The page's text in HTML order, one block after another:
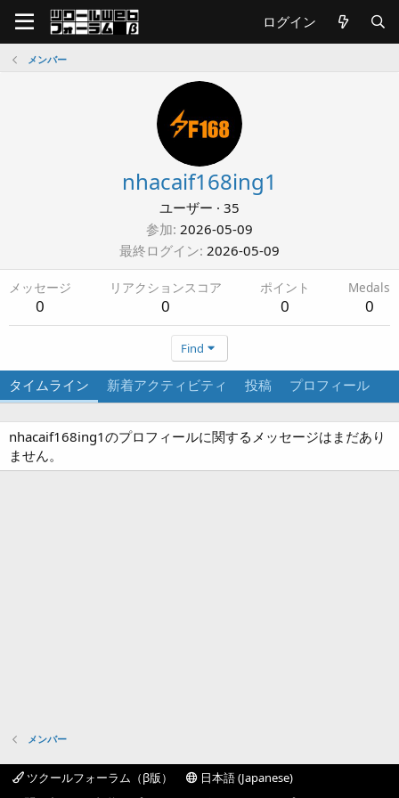
ログイン
メンバー
nhacaif168ing1
ユーザー · 35
参加 2026-05-09
最終ログイン 2026-05-09
メッセージ
0
リアクションスコア
0
ポイント
0
Medals
0
Find
タイムライン 新着アクティビティ 投稿 プロフィール
nhacaif168ing1のプロフィールに関するメッセージはまだあり
ません。
メンバー
ツクールフォーラム（β版）
日本語 (Japanese)